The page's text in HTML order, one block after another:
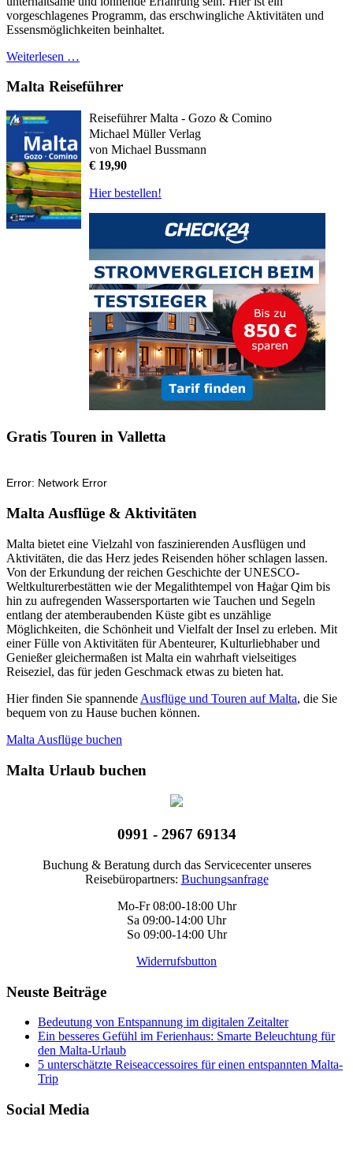
vorgeschlagenes Programm, das erschwingliche Aktivitäten und
Essensmöglichkeiten beinhaltet.
Weiterlesen …
Malta Reiseführer
Reiseführer Malta - Gozo & Comino
Michael Müller Verlag
von Michael Bussmann
€ 19,90
Hier bestellen!
Gratis Touren in Valletta
Malta Ausflüge & Aktivitäten
Malta bietet eine Vielzahl von faszinierenden Ausflügen und
Aktivitäten, die das Herz jedes Reisenden höher schlagen lassen.
Von der Erkundung der reichen Geschichte der UNESCO-
Weltkulturerbestätten wie der Megalithtempel von Ħaġar Qim bis
hin zu aufregenden Wassersportarten wie Tauchen und Segeln
entlang der atemberaubenden Küste gibt es unzählige
Möglichkeiten, die Schönheit und Vielfalt der Insel zu erleben. Mit
einer Fülle von Aktivitäten für Abenteurer, Kulturliebhaber und
Genießer gleichermaßen ist Malta ein wahrhaft vielseitiges
Reiseziel, das für jeden Geschmack etwas zu bieten hat.
Hier finden Sie spannende Ausflüge und Touren auf Malta, die Sie
bequem von zu Hause buchen können.
Malta Ausflüge buchen
Malta Urlaub buchen
0991 - 2967 69134
Buchung & Beratung durch das Servicecenter unseres
Reisebüropartners: Buchungsanfrage
Mo-Fr 08:00-18:00 Uhr
Sa 09:00-14:00 Uhr
So 09:00-14:00 Uhr
Widerrufsbutton
Neuste Beiträge
Bedeutung von Entspannung im digitalen Zeitalter
Ein besseres Gefühl im Ferienhaus: Smarte Beleuchtung für
den Malta-Urlaub
5 unterschätzte Reiseaccessoires für einen entspannten Malta-
Trip
Social Media